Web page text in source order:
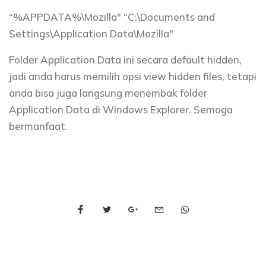
“%APPDATA%\Mozilla" “C:\Documents and
Settings\Application Data\Mozilla"
Folder Application Data ini secara default hidden,
jadi anda harus memilih opsi view hidden files, tetapi
anda bisa juga langsung menembak folder
Application Data di Windows Explorer. Semoga
bermanfaat.